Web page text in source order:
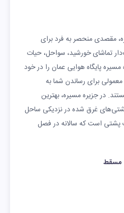
مقصدی منحصر به فرد برای
تماشای خورشید، سواحل، حیات
پایگاه هوایی عمان را در خود
برای رساندن شما به
در جزیره مسیره، بهترین
غرق شده در نزدیکی ساحل
بیش از ۳۰,۰۰۰ لاک پشتی است که سالانه در فصل
مسقط